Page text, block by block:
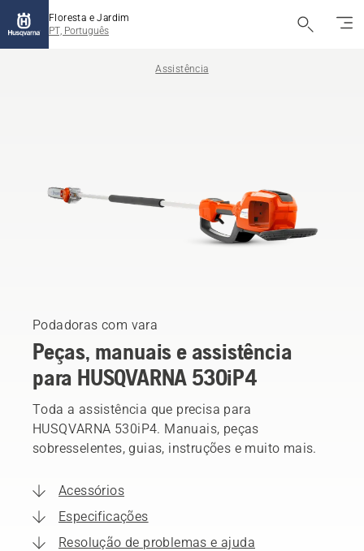
Floresta e Jardim
PT, Português
Assistência
Podadoras com vara
Peças, manuais e assistência
para HUSQVARNA 530iP4
Toda a assistência que precisa para
HUSQVARNA 530iP4. Manuais, peças
sobresselentes, guias, instruções e muito mais.
Acessórios
Especificações
Resolução de problemas e ajuda